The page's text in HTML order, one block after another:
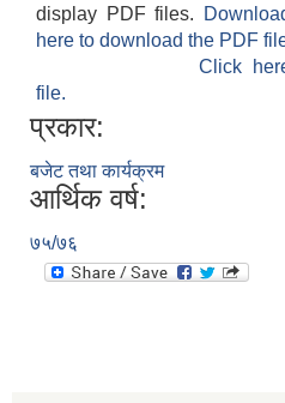
display PDF files.
here to download the PDF
Click
file.
प्रकार:
बजेट तथा कार्यक्रम
आर्थिक वर्ष:
७५/७६